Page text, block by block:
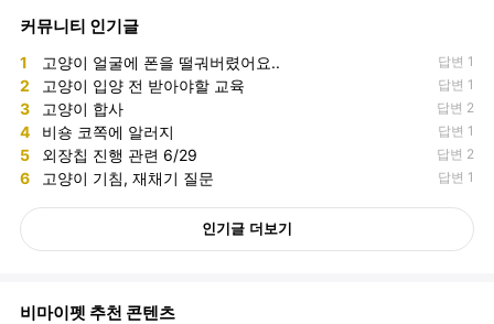
커뮤니티 인기글
1 고양이 얼굴에 폰을 떨궈버렸어요.. 답변 1
2 고양이 입양 전 받아야할 교육 답변 1
3 고양이 합사 답변 2
4 비숑 코쪽에 알러지 답변 1
5 외장칩 진행 관련 6/29 답변 2
6 고양이 기침, 재채기 질문 답변 1
인기글 더보기
비마이펫 추천 콘텐츠